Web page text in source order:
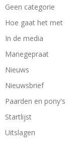
Geen categorie
Hoe gaat het met
In de media
Manegepraat
Nieuws
Nieuwsbrief
Paarden en pony's
Startlijst
Uitslagen